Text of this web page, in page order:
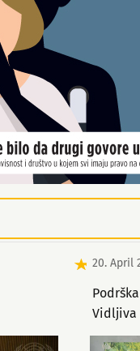
20. April
Vidljiva